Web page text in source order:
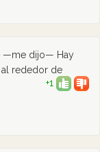
—me dijo— Hay
rededor de
+1